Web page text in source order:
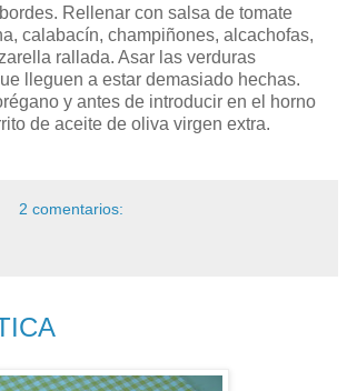
Rellenar con salsa de tomate
calabacín, champiñones, alcachofas,
rallada. Asar las verduras
lleguen a estar demasiado hechas.
y antes de introducir en el horno
de aceite de oliva virgen extra.
2 comentarios: